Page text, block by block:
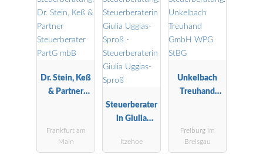
Dr. Stein, Keß
& Partner
Frankfurt am
Main
Steuerberater
in Giulia
Itzehoe
Unkelbach
Treuhand
Freiburg im
Breisgau